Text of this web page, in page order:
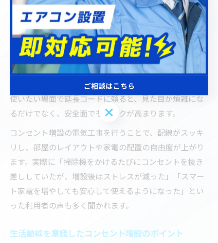
電気工事でお部屋の使い勝手が劇的に向上する理由
電気工事によるコンセント増設は、埼玉県川口市でも日
常生活の利便性を大きく向上させる重要な施策です。特
に、家電やデジタル機器の増加により、既存のコンセン
ト数では対応しきれないケースが増えています。例えば
リビングや寝室、子ども部屋など、複数の機器を同時に
使いたい場面で延長コードに頼ると、見た目が煩雑にな
るだけでなく、安全面でもリスクが高まります。
コンセント増設の電気工事を行うことで、配線がスッキ
リし、部屋のレイアウトや家電の配置の自由度が上がり
ます。実際に「掃除機をかけるたびにコンセントを抜き
差ししていたが、増設後はストレスが減った」「スマー
ト家電を増やしても安心して使えるようになった」とい
った利用者の声も多く聞かれます。
生活動線を意識したコンセント増設のポイント
ご相談はこちら
ご相談はこちら